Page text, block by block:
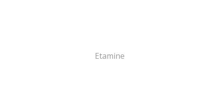
Etamine